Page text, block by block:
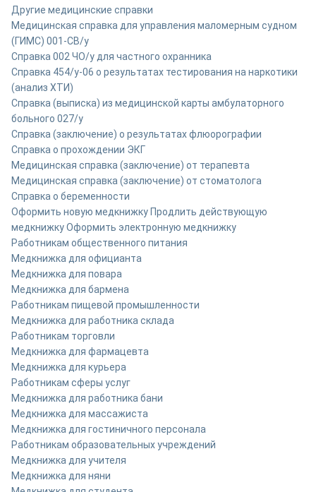
Другие медицинские справки
Медицинская справка для управления маломерным судном
(ГИМС) 001-СВ/у
Справка 002 ЧО/у для частного охранника
Справка 454/у-06 о результатах тестирования на наркотики
(анализ ХТИ)
Справка (выписка) из медицинской карты амбулаторного
больного 027/у
Cправка (заключение) о результатах флюорографии
Справка о прохождении ЭКГ
Медицинская справка (заключение) от терапевта
Медицинская справка (заключение) от стоматолога
Справка о беременности
Оформить новую медкнижку Продлить действующую
медкнижкуОформить электронную медкнижку
Работникам общественного питания
Медкнижка для официанта
Медкнижка для повара
Медкнижка для бармена
Работникам пищевой промышленности
Медкнижка для работника склада
Работникам торговли
Медкнижка для фармацевта
Медкнижка для курьера
Работникам сферы услуг
Медкнижка для работника бани
Медкнижка для массажиста
Медкнижка для гостиничного персонала
Работникам образовательных учреждений
Медкнижка для учителя
Медкнижка для няни